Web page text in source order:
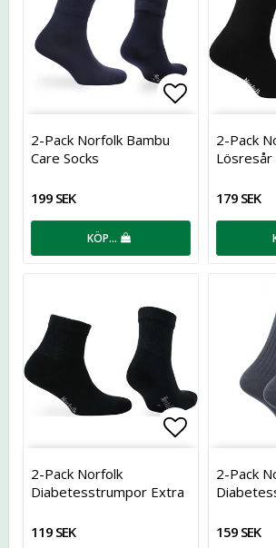
Lägg till i
2-Pack Norfolk Bambu
Care Socks
199 SEK
KÖP…
2-Pack
179 SEK
Lägg till i
2-Pack Norfolk
Diabetesstrumpor Extra
119 SEK
2-Pack
159 SEK